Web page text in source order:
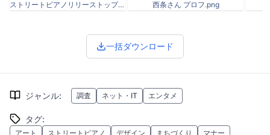
ストリートピアノリリーストップ画r1.png 西条さん プロフ.png
一括ダウンロード
ジャンル: 調査 ネット・IT エンタメ
タグ:
アート ストリートピアノ デザイン まちづくり
マナー